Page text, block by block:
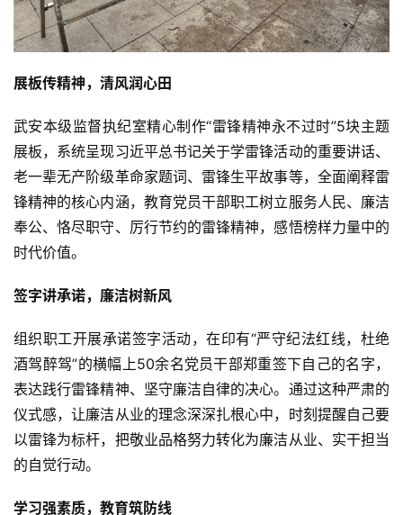
展板传精神 ， 清风润心田
武安本级监督执纪室精心制作“雷锋精神永不过时”5块主题
展板，系统呈现习近平总书记关于学雷锋活动的重要讲话、
老一辈无产阶级革命家题词、雷锋生平故事等，全面阐释雷
锋精神的核心内涵，教育党员干部职工树立服务人民、廉洁
奉公、恪尽职守、厉行节约的雷锋精神，感悟榜样力量中的
时代价值。
签字讲承诺，廉洁树新风
组织职工开展承诺签字活动，在印有“严守纪法红线，杜绝
酒驾醉驾”的横幅上50余名党员干部郑重签下自己的名字，
表达践行雷锋精神、坚守廉洁自律的决心。通过这种严肃的
仪式感，让廉洁从业的理念深深扎根心中，时刻提醒自己要
以雷锋为标杆，把敬业品格努力转化为廉洁从业、实干担当
的自觉行动。
学习强素质，教育筑防线